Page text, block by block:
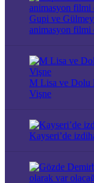
Gupi ve
animasyon filmi
M Lisa ve Dolu
Vişne
Kayseri’de